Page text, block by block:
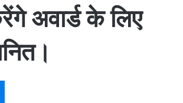
अवार्ड के लिए